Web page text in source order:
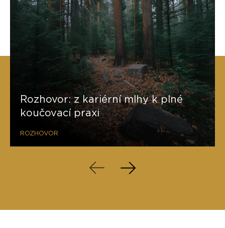
Rozhovor: z kariérní mlhy k plné
koučovací praxi
ROZHOVOR